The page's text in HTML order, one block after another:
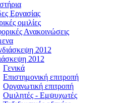
Εργασίας
ομιλίες
Ανακοινώσεις
2012
2012
Γενικά
Επιστημονική επιτροπή
Οργανωτική επιτροπή
Ομιλητές - Εμψυχωτές